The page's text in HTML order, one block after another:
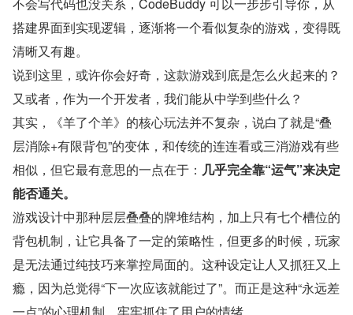
搭建界面到实现逻辑，逐渐将一个看似复杂的游戏，变得既
清晰又有趣。
说到这里，或许你会好奇，这款游戏到底是怎么火起来的？
又或者，作为一个开发者，我们能从中学到些什么？
其实，《羊了个羊》的核心玩法并不复杂，说白了就是“叠
层消除+有限背包”的变体，和传统的连连看或三消游戏有些
相似，但它最有意思的一点在于： 几乎完全靠“运气”来决定
能否通关。
游戏设计中那种层层叠叠的牌堆结构，加上只有七个槽位的
背包机制，让它具备了一定的策略性，但更多的时候，玩家
是无法通过纯技巧来掌控局面的。这种设定让人又抓狂又上
瘾，因为总觉得“下一次应该就能过了”。而正是这种“永远差